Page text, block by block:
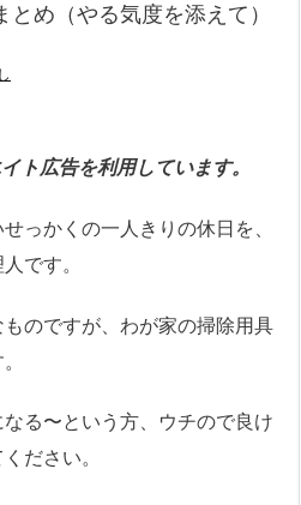
め（やる気度を添えて）
ト広告を利用しています。
っかくの一人きりの休日を、
です。
のですが、わが家の掃除用具
る〜という方、ウチので良け
ださい。